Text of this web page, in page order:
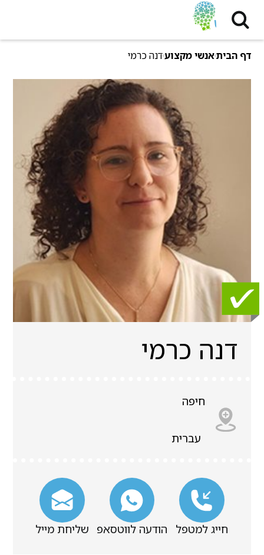
דף הביתאנשי מקצועדנה כרמי
דנה כרמי
חיפה
עברית
חייג למטפל הודעה לווטסאפ שליחת מייל